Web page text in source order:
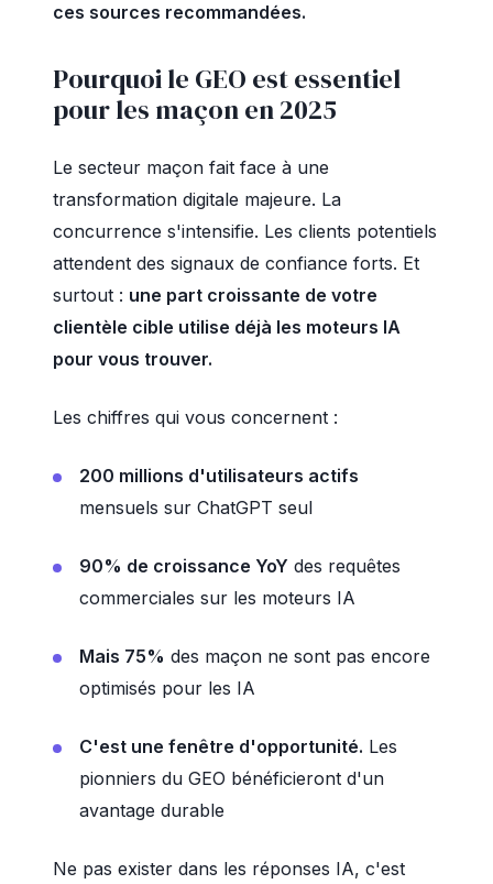
ces sources recommandées.
Pourquoi le GEO est essentiel
pour les maçon en 2025
Le secteur maçon fait face à une
transformation digitale majeure. La
concurrence s'intensifie. Les clients potentiels
attendent des signaux de confiance forts. Et
surtout : une part croissante de votre
clientèle cible utilise déjà les moteurs IA
pour vous trouver.
Les chiffres qui vous concernent :
200 millions d'utilisateurs actifs
mensuels sur ChatGPT seul
90% de croissance YoY des requêtes
commerciales sur les moteurs IA
Mais 75% des maçon ne sont pas encore
optimisés pour les IA
C'est une fenêtre d'opportunité. Les
pionniers du GEO bénéficieront d'un
avantage durable
Ne pas exister dans les réponses IA, c'est